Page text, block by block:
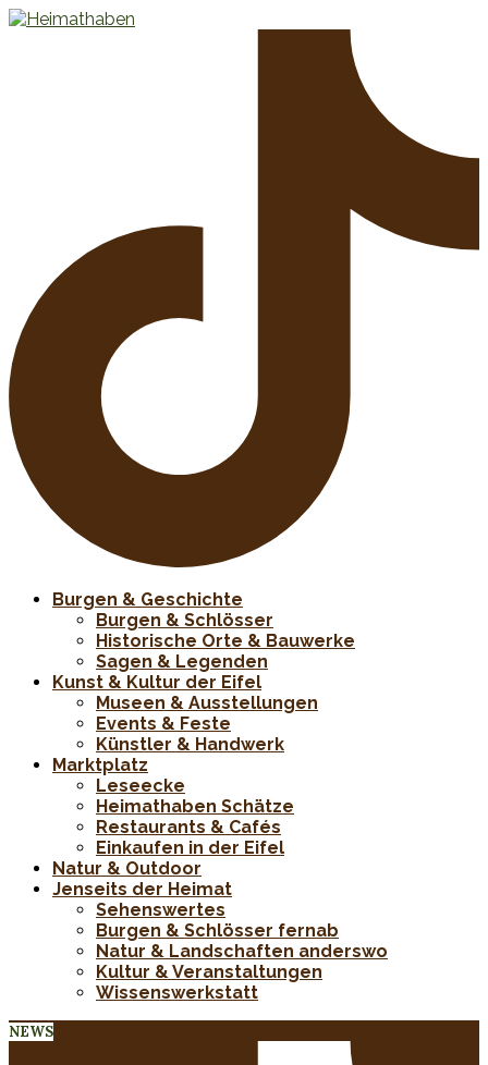
Burgen & Geschichte
Burgen & Schlösser
Historische Orte & Bauwerke
Sagen & Legenden
Kunst & Kultur der Eifel
Museen & Ausstellungen
Events & Feste
Künstler & Handwerk
Marktplatz
Leseecke
Heimathaben Schätze
Restaurants & Cafés
Einkaufen in der Eifel
Natur & Outdoor
Jenseits der Heimat
Sehenswertes
Burgen & Schlösser fernab
Natur & Landschaften anderswo
Kultur & Veranstaltungen
Wissenswerkstatt
NEWS